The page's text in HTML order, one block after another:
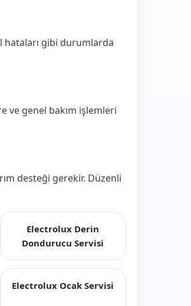
hataları gibi durumlarda
ve genel bakım işlemleri
desteği gerekir. Düzenli
Electrolux Derin
Dondurucu Servisi
Electrolux Ocak Servisi